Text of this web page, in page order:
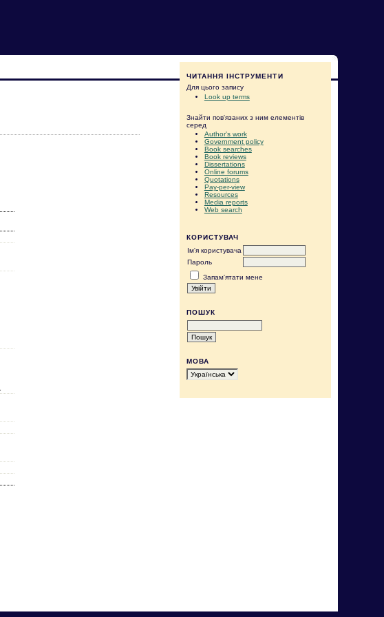
ЧИТАННЯ ІНСТРУМЕНТИ
Для цього запису
Look up terms
Знайти пов'язаних з ним елементів
серед
Author's work
Government policy
Book searches
Book reviews
Dissertations
Online forums
Quotations
Pay-per-view
Resources
Media reports
Web search
КОРИСТУВАЧ
Ім'я користувача
Пароль
Запам'ятати мене
ПОШУК
МОВА